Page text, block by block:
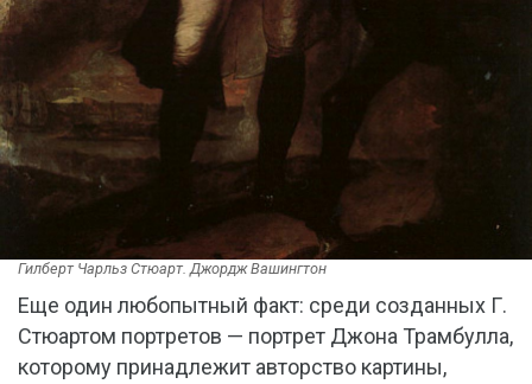
Гилберт Чарльз Стюарт. Джордж Вашингтон
Еще один любопытный факт: среди созданных Г.
Стюартом портретов — портрет Джона Трамбулла,
которому принадлежит авторство картины,